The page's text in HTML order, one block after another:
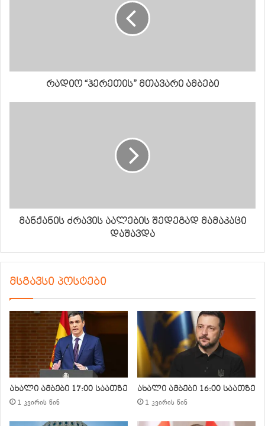
რადიო “ჰერეთის” მთავარი ამბები
მანქანის ძრავის აალების შედეგად მამაკაცი
დაშავდა
მსგავსი პოსტები
ახალი ამბები 17:00 საათზე
1 კვირის წინ
ახალი ამბები 16:00 საათზე
1 კვირის წინ